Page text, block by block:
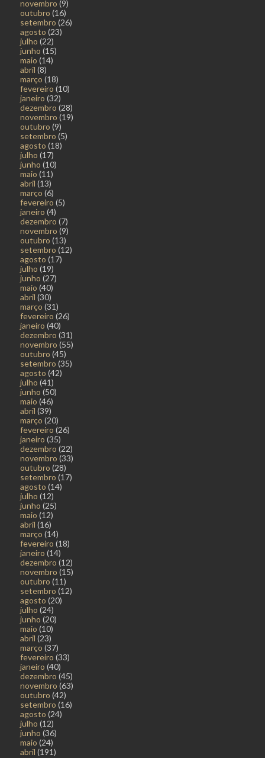
novembro (9)
outubro (16)
setembro (26)
agosto (23)
julho (22)
junho (15)
maio (14)
abril (8)
março (18)
fevereiro (10)
janeiro (32)
dezembro (28)
novembro (19)
outubro (9)
setembro (5)
agosto (18)
julho (17)
junho (10)
maio (11)
abril (13)
março (6)
fevereiro (5)
janeiro (4)
dezembro (7)
novembro (9)
outubro (13)
setembro (12)
agosto (17)
julho (19)
junho (27)
maio (40)
abril (30)
março (31)
fevereiro (26)
janeiro (40)
dezembro (31)
novembro (55)
outubro (45)
setembro (35)
agosto (42)
julho (41)
junho (50)
maio (46)
abril (39)
março (20)
fevereiro (26)
janeiro (35)
dezembro (22)
novembro (33)
outubro (28)
setembro (17)
agosto (14)
julho (12)
junho (25)
maio (12)
abril (16)
março (14)
fevereiro (18)
janeiro (14)
dezembro (12)
novembro (15)
outubro (11)
setembro (12)
agosto (20)
julho (24)
junho (20)
maio (10)
abril (23)
março (37)
fevereiro (33)
janeiro (40)
dezembro (45)
novembro (63)
outubro (42)
setembro (16)
agosto (24)
julho (12)
junho (36)
maio (24)
abril (191)